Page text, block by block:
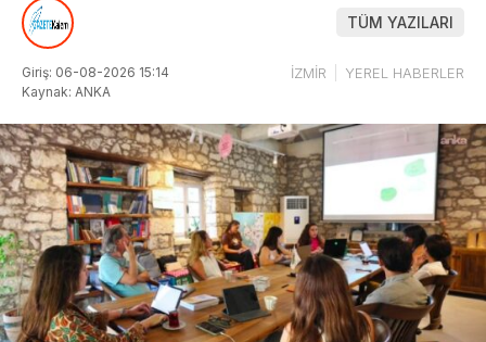
TÜM YAZILARI
Giriş: 06-08-2026 15:14
Kaynak: ANKA
İZMİR YEREL HABERLER